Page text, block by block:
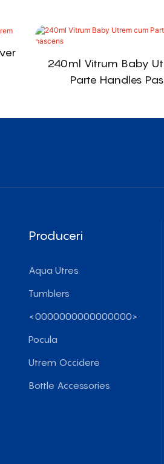
240ml Vitrum Baby
Parte Handles
Produceri
Aqua Utres
Tumblers
<0000000000000000>
Pocula
Utrem Occidere
Bottle Accessories